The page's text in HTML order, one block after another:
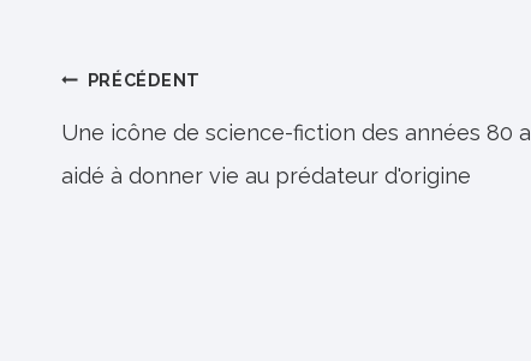
Navigation
de
l’article
PRÉCÉDENT
Une icône de science-fiction des années 80 a
aidé à donner vie au prédateur d'origine